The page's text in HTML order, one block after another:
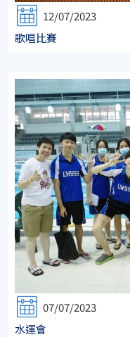
12/07/2023
歌唱比賽
07/07/2023
水運會